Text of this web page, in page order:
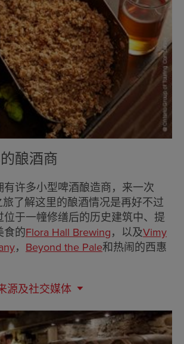
酿酒商
有许多小型啤酒酿造商，来一次
旅了解这里的酿酒情况是再好不过
位于一幢修缮后的历史建筑中、提
食的Flora Hall Brewing，以及Vimy
， Beyond the Pale和热闹的西惠
源及社交媒体